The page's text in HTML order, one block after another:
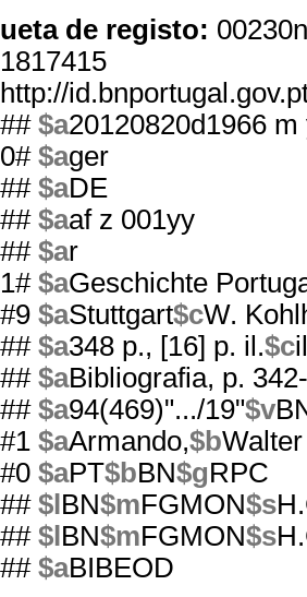
de registo:
1817415
http://
## $a20120820d1966
0# $ager
## $aDE
## $aaf z 001yy
## $ar
1# $aGeschichte
#9 $aStuttgart$cW.
## $a348 p., [16] p. il.$c
## $aBibliografia, p.
## $a94(469)".../19"$v
#1 $aArmando,$b
#0 $aPT$bBN$gRPC
## $l BN$mFGMON$s
## $l BN$mFGMON$s
## $aBIBEOD